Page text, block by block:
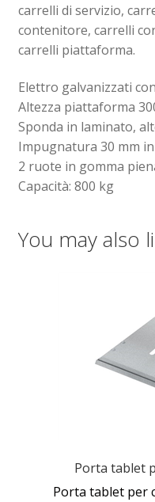
carrelli di servizio,
contenitore, carrelli
carrelli piattaforma.
Elettro galvanizzati
Altezza piattaforma
Sponda in laminato,
Impugnatura 30 mm
2 ruote in gomma
Capacità: 800 kg
You may also
Porta tablet
Porta tablet per